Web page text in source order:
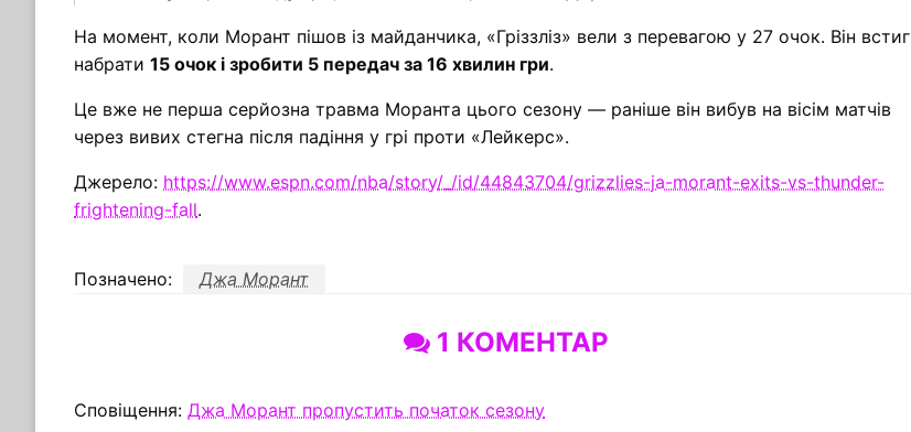
На момент, коли Морант пішов із майданчика, «Гріззліз» вели з перевагою у 27 очок. Він встиг
набрати 15 очок і зробити 5 передач за 16 хвилин гри.
Це вже не перша серйозна травма Моранта цього сезону — раніше він вибув на вісім матчів
через вивих стегна після падіння у грі проти «Лейкерс».
Джерело: https://www.espn.com/nba/story/_/id/44843704/grizzlies-ja-morant-exits-vs-thunder-
frightening-fall.
Позначено: Джа Морант
1 КОМЕНТАР
Сповіщення: Джа Морант пропустить початок сезону